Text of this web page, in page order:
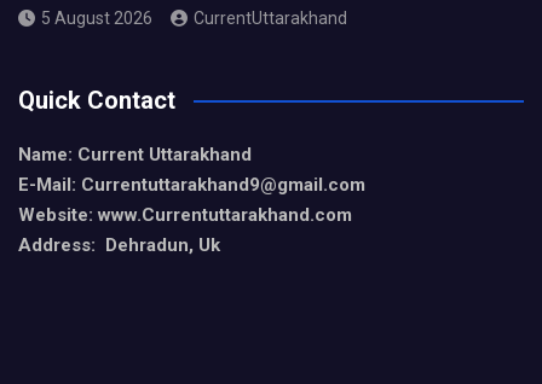
5 August 2026 CurrentUttarakhand
Quick Contact
Name: Current Uttarakhand
E-Mail: Currentuttarakhand9@gmail.com
Website: www.Currentuttarakhand.com
Address: Dehradun, Uk